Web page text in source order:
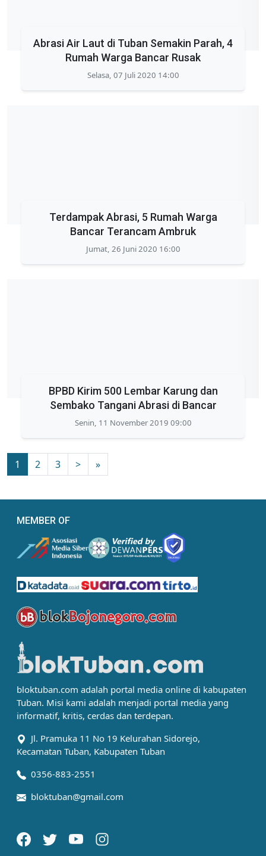
Abrasi Air Laut di Tuban Semakin Parah, 4
Rumah Warga Bancar Rusak
Selasa, 07 Juli 2020 14:00
Terdampak Abrasi, 5 Rumah Warga
Bancar Terancam Ambruk
Jumat, 26 Juni 2020 16:00
BPBD Kirim 500 Lembar Karung dan
Sembako Tangani Abrasi di Bancar
Senin, 11 November 2019 09:00
1 2 3 > »
MEMBER OF
bloktuban.com adalah portal media online di kabupaten
Tuban. Misi kami adalah menjadi portal media yang
informatif, kritis, cerdas dan terdepan.
Jl. Pramuka 11 No 19 Kelurahan Sidorejo,
Kecamatan Tuban, Kabupaten Tuban
0356-883-2551
bloktuban@gmail.com